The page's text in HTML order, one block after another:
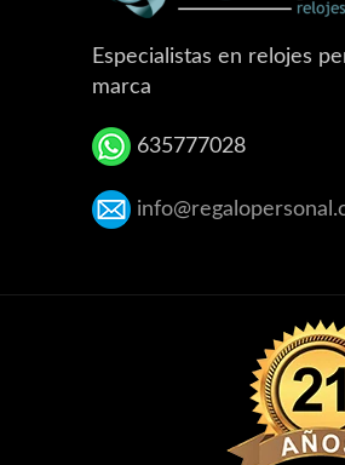
Especialistas en relojes
marca
635777028